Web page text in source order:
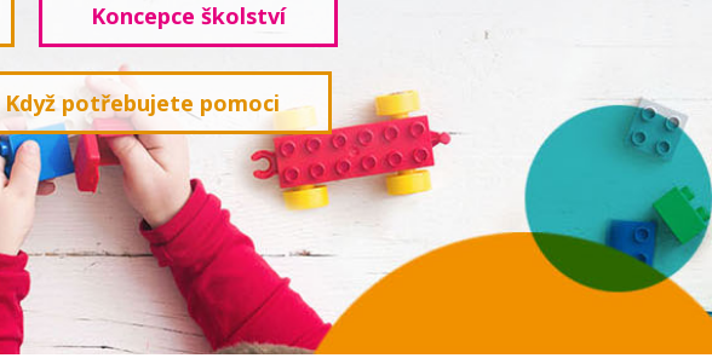
Koncepce školství
Když potřebujete pomoci